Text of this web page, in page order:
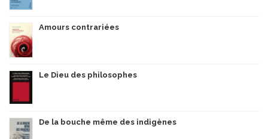
Amours contrariées
Le Dieu des philosophes
De la bouche même des indigènes